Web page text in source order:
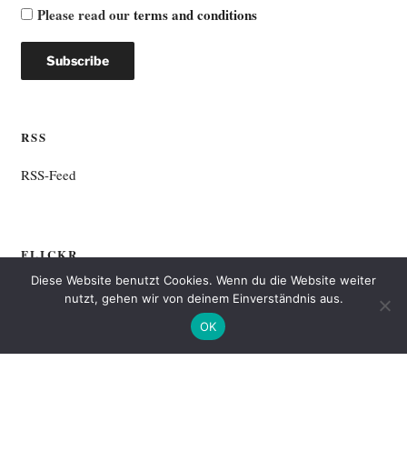
Please read ourterms and conditions
RSS
RSS-Feed
FLICKR
Diese Website benutzt Cookies. Wenn du die Website weiter
nutzt, gehen wir von deinem Einverständnis aus.
OK